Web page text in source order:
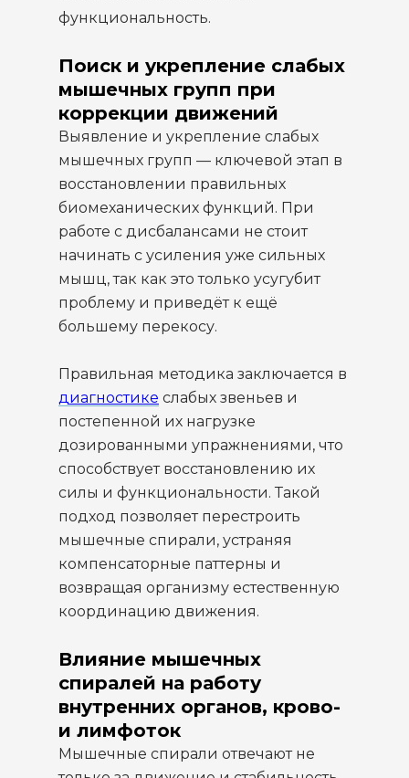
функциональность.
Поиск и укрепление слабых
мышечных групп при
коррекции движений
Выявление и укрепление слабых
мышечных групп — ключевой этап в
восстановлении правильных
биомеханических функций. При
работе с дисбалансами не стоит
начинать с усиления уже сильных
мышц, так как это только усугубит
проблему и приведёт к ещё
большему перекосу.
Правильная методика заключается в
диагностике слабых звеньев и
постепенной их нагрузке
дозированными упражнениями, что
способствует восстановлению их
силы и функциональности. Такой
подход позволяет перестроить
мышечные спирали, устраняя
компенсаторные паттерны и
возвращая организму естественную
координацию движения.
Влияние мышечных
спиралей на работу
внутренних органов, крово-
и лимфоток
Мышечные спирали отвечают не